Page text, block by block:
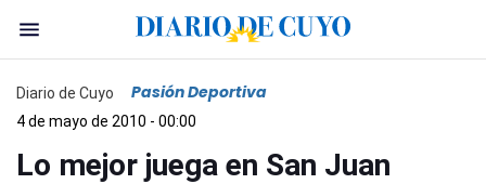
Diario de Cuyo Pasión Deportiva
4 de mayo de 2010 - 00:00
Lo mejor juega en San Juan